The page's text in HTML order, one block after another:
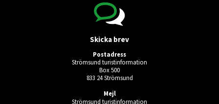
Skicka brev
Postadress
Strömsund turistinformation
Box 500
833 24 Strömsund
Mejl
Strömsund turistinformation